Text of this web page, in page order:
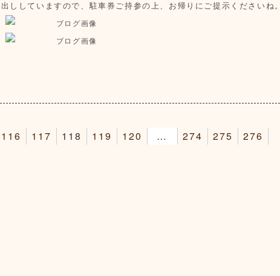
ししていますので、駐車券ご持参の上、お帰りにご提示くださいね。
116 117 118 119 120 121 274 275 276